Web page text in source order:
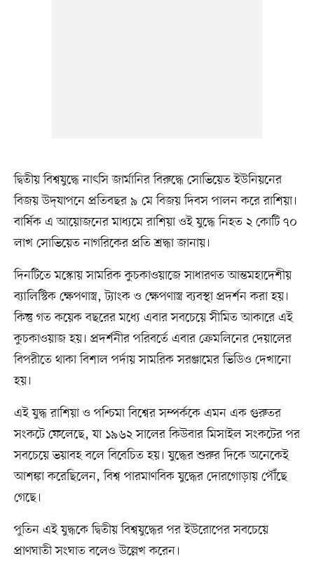
দ্বিতীয় বিশ্বযুদ্ধে নাৎসি জার্মানির বিরুদ্ধে সোভিয়েত ইউনিয়নের
বিজয় উদ্‌যাপনে প্রতিবছর ৯ মে বিজয় দিবস পালন করে রাশিয়া।
বার্ষিক এ আয়োজনের মাধ্যমে রাশিয়া ওই যুদ্ধে নিহত ২ কোটি ৭০
লাখ সোভিয়েত নাগরিকের প্রতি শ্রদ্ধা জানায়।
দিনটিতে মস্কোয় সামরিক কুচকাওয়াজে সাধারণত আন্তমহাদেশীয়
ব্যালিস্টিক ক্ষেপণাস্ত্র, ট্যাংক ও ক্ষেপণাস্ত্র ব্যবস্থা প্রদর্শন করা হয়।
কিন্তু গত কয়েক বছরের মধ্যে এবার সবচেয়ে সীমিত আকারে এই
কুচকাওয়াজ হয়। প্রদর্শনীর পরিবর্তে এবার ক্রেমলিনের দেয়ালের
বিপরীতে থাকা বিশাল পর্দায় সামরিক সরঞ্জামের ভিডিও দেখানো
হয়।
এই যুদ্ধ রাশিয়া ও পশ্চিমা বিশ্বের সম্পর্ককে এমন এক গুরুতর
সংকটে ফেলেছে, যা ১৯৬২ সালের কিউবার মিসাইল সংকটের পর
সবচেয়ে ভয়াবহ বলে বিবেচিত হয়। যুদ্ধের শুরুর দিকে অনেকেই
আশঙ্কা করেছিলেন, বিশ্ব পারমাণবিক যুদ্ধের দোরগোড়ায় পৌঁছে
গেছে।
পুতিন এই যুদ্ধকে দ্বিতীয় বিশ্বযুদ্ধের পর ইউরোপের সবচেয়ে
প্রাণঘাতী সংঘাত বলেও উল্লেখ করেন।